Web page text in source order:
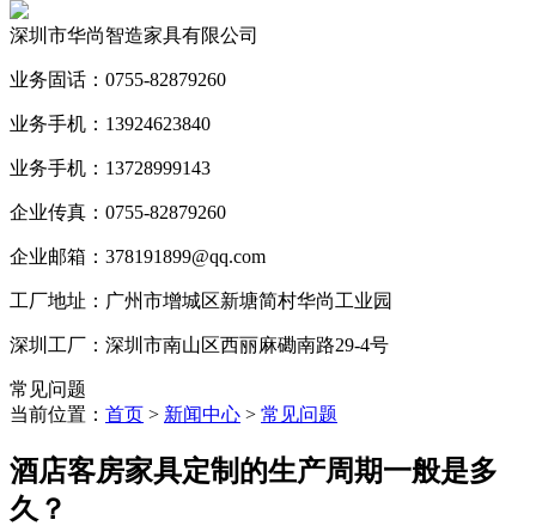
深圳市华尚智造家具有限公司
业务固话：0755-82879260
业务手机：13924623840
业务手机：13728999143
企业传真：0755-82879260
企业邮箱：378191899@qq.com
工厂地址：广州市增城区新塘简村华尚工业园
深圳工厂：深圳市南山区西丽麻磡南路29-4号
常见问题
当前位置： 首页 > 新闻中心 > 常见问题
酒店客房家具定制的生产周期一般是多
久？